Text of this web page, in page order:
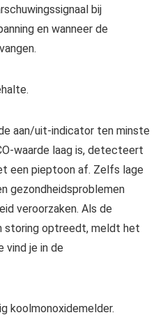
bij
en wanneer de
aan/uit-indicator ten minste
waarde laag is, detecteert
een pieptoon af. Zelfs lage
gezondheidsproblemen
veroorzaken. Als de
storing optreedt, meldt het
vind je in de
koolmonoxidemelder.